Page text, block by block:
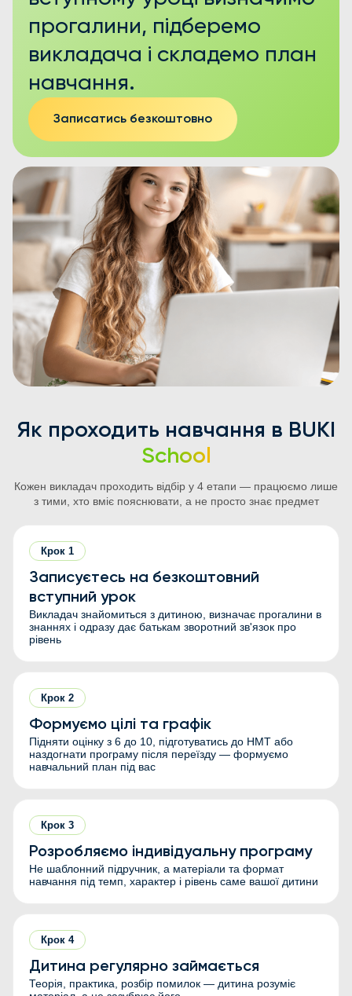
прогалини, підберемо
викладача і складемо план
навчання.
Записатись безкоштовно
Як проходить навчання в BUKI
School
Кожен викладач проходить відбір у 4 етапи — працюємо лише
з тими, хто вміє пояснювати, а не просто знає предмет
Крок 1
Записуєтесь на безкоштовний
вступний урок
Викладач знайомиться з дитиною, визначає прогалини в
знаннях і одразу дає батькам зворотний зв'язок про
рівень
Крок 2
Формуємо цілі та графік
Підняти оцінку з 6 до 10, підготуватись до НМТ або
наздогнати програму після переїзду — формуємо
навчальний план під вас
Крок 3
Розробляємо індивідуальну програму
Не шаблонний підручник, а матеріали та формат
навчання під темп, характер і рівень саме вашої дитини
Крок 4
Дитина регулярно займається
Теорія, практика, розбір помилок — дитина розуміє